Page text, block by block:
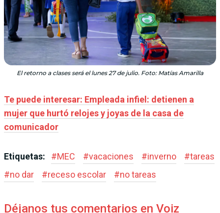
El retorno a clases será el lunes 27 de julio. Foto: Matías Amarilla
Te puede interesar: Empleada infiel: detienen a
mujer que hurtó relojes y joyas de la casa de
comunicador
Etiquetas: #MEC #vacaciones #inverno #tareas
#no dar #receso escolar #no tareas
Déjanos tus comentarios en Voiz